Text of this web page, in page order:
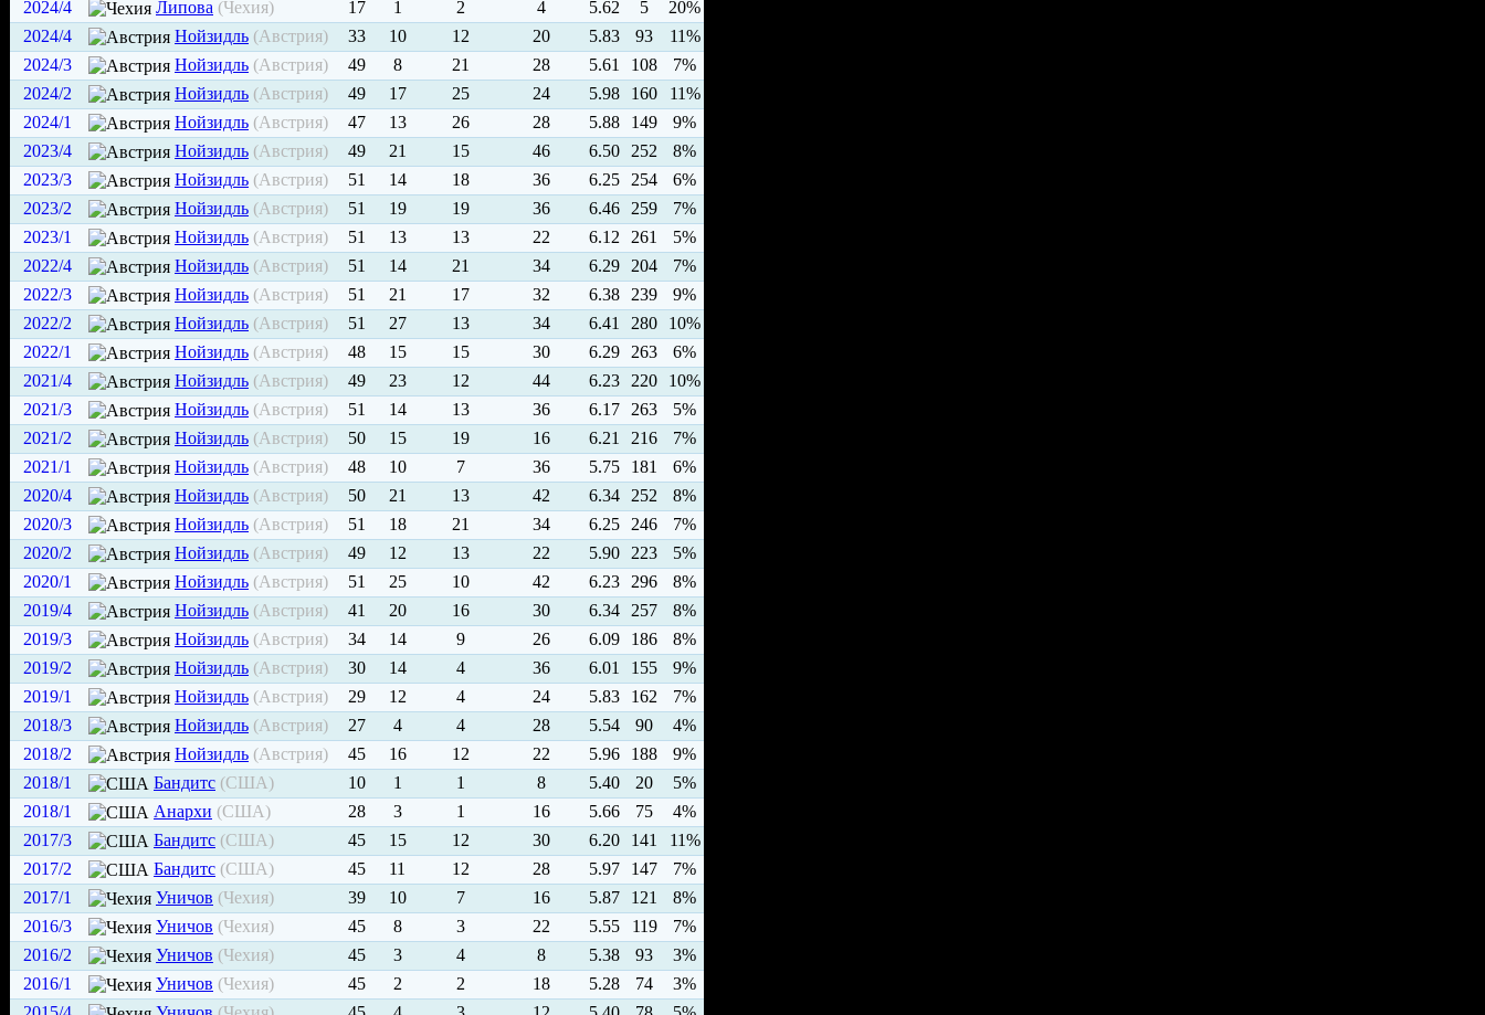
2024/4
Липова (Чехия) 17 1 2 4 5.62 5
20%
2024/4
Нойзидль (Австрия) 33 10 12 20 5.83 93
11%
2024/3
Нойзидль (Австрия) 49 8 21 28 5.61 108
7%
2024/2
Нойзидль (Австрия) 49 17 25 24 5.98 160
11%
2024/1
Нойзидль (Австрия) 47 13 26 28 5.88 149
9%
2023/4
Нойзидль (Австрия) 49 21 15 46 6.50 252
8%
2023/3
Нойзидль (Австрия) 51 14 18 36 6.25 254
6%
2023/2
Нойзидль (Австрия) 51 19 19 36 6.46 259
7%
2023/1
Нойзидль (Австрия) 51 13 13 22 6.12 261
5%
2022/4
Нойзидль (Австрия) 51 14 21 34 6.29 204
7%
2022/3
Нойзидль (Австрия) 51 21 17 32 6.38 239
9%
2022/2
Нойзидль (Австрия) 51 27 13 34 6.41 280
10%
2022/1
Нойзидль (Австрия) 48 15 15 30 6.29 263
6%
2021/4
Нойзидль (Австрия) 49 23 12 44 6.23 220
10%
2021/3
Нойзидль (Австрия) 51 14 13 36 6.17 263
5%
2021/2
Нойзидль (Австрия) 50 15 19 16 6.21 216
7%
2021/1
Нойзидль (Австрия) 48 10 7 36 5.75 181
6%
2020/4
Нойзидль (Австрия) 50 21 13 42 6.34 252
8%
2020/3
Нойзидль (Австрия) 51 18 21 34 6.25 246
7%
2020/2
Нойзидль (Австрия) 49 12 13 22 5.90 223
5%
2020/1
Нойзидль (Австрия) 51 25 10 42 6.23 296
8%
2019/4
Нойзидль (Австрия) 41 20 16 30 6.34 257
8%
2019/3
Нойзидль (Австрия) 34 14 9 26 6.09 186
8%
2019/2
Нойзидль (Австрия) 30 14 4 36 6.01 155
9%
2019/1
Нойзидль (Австрия) 29 12 4 24 5.83 162
7%
2018/3
Нойзидль (Австрия) 27 4 4 28 5.54 90
4%
2018/2
Нойзидль (Австрия) 45 16 12 22 5.96 188
9%
2018/1
Бандитс (США) 10 1 1 8 5.40 20
5%
2018/1
Анархи (США) 28 3 1 16 5.66 75
4%
2017/3
Бандитс (США) 45 15 12 30 6.20 141
11%
2017/2
Бандитс (США) 45 11 12 28 5.97 147
7%
2017/1
Уничов (Чехия) 39 10 7 16 5.87 121
8%
2016/3
Уничов (Чехия) 45 8 3 22 5.55 119
7%
2016/2
Уничов (Чехия) 45 3 4 8 5.38 93
3%
2016/1
Уничов (Чехия) 45 2 2 18 5.28 74
3%